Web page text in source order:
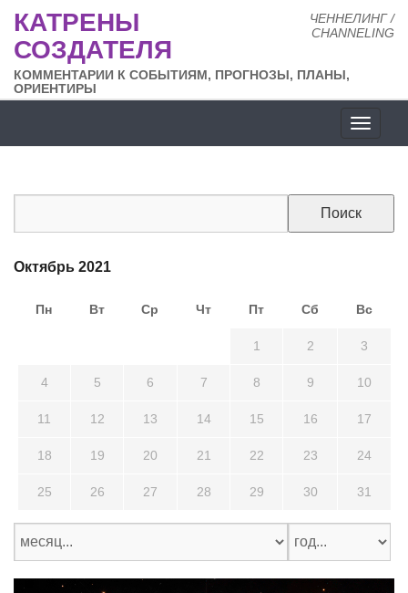
ЧЕННЕЛИНГ /
CHANNELING
КАТРЕНЫ
СОЗДАТЕЛЯ
КОММЕНТАРИИ К СОБЫТИЯМ, ПРОГНОЗЫ, ПЛАНЫ,
ОРИЕНТИРЫ
сайта
Октябрь 2021
Пн Вт Ср Чт Пт Сб Вс
1 2 3
4 5 6 7 8 9 10
11 12 13 14 15 16 17
18 19 20 21 22 23 24
25 26 27 28 29 30 31